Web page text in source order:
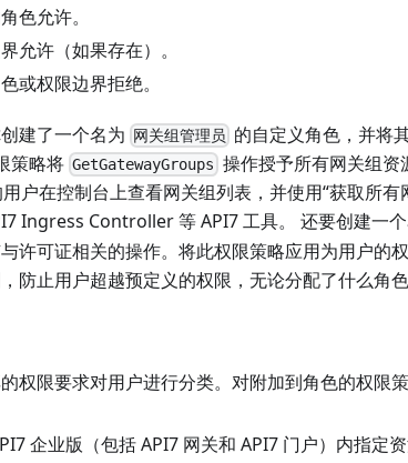
色允许。
允许（如果存在）。
或权限边界拒绝。
建了一个名为 网关组管理员 的自定义角色，并将
策略将GetGatewayGroups 操作授予所有网关组资
户在控制台上查看网关组列表，并使用“获取所有
Ingress Controller 等 API7 工具。 还要创建一
许可证相关的操作。将此权限策略应用为用户的
防止用户超越预定义的权限，无论分配了什么角色
权限要求对用户进行分类。对附加到角色的权限
企业版（包括 API7 网关和 API7 门户）内指定资